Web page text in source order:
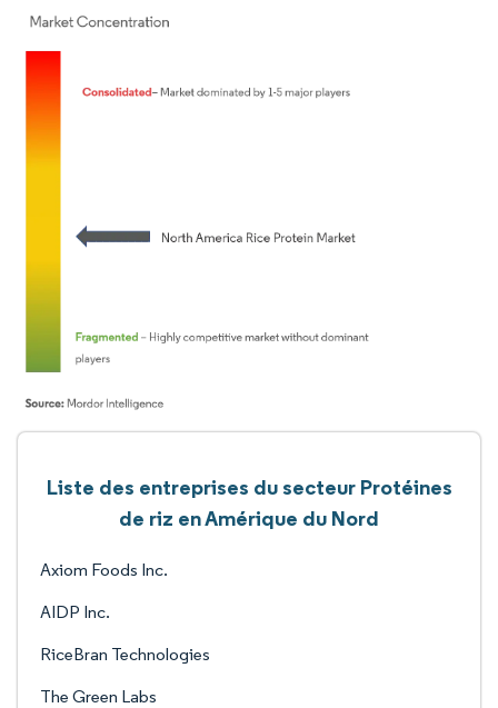
Liste des entreprises du secteur Protéines
de riz en Amérique du Nord
Axiom Foods Inc.
AIDP Inc.
RiceBran Technologies
The Green Labs